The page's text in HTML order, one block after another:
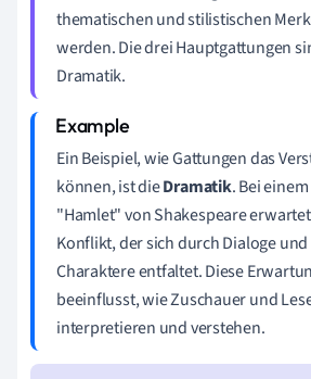
thematischen und stilistischen
werden. Die drei Hauptgattungen
Dramatik.
Ein Beispiel, wie Gattungen das
können, ist dieDramatik. Bei
"Hamlet" von Shakespeare
Konflikt, der sich durch Dialoge
Charaktere entfaltet. Diese
beeinflusst, wie Zuschauer und
interpretieren und verstehen.